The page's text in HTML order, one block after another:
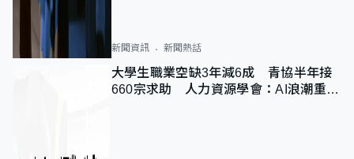
新聞資訊 新聞熱話
大學生職業空缺3年減6成 青協半年接
660宗求助 人力資源學會：AI浪潮重整